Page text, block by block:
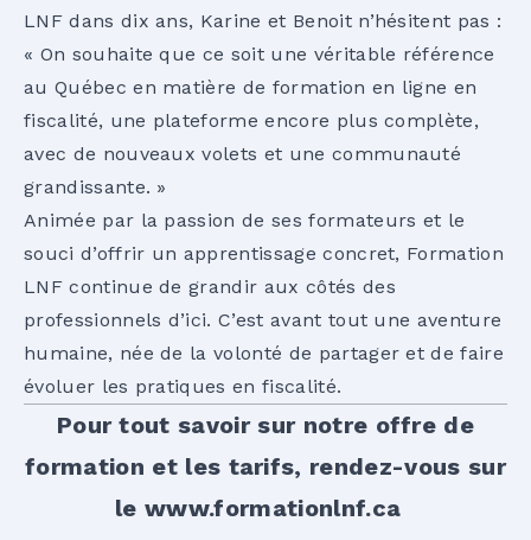
LNF dans dix ans, Karine et Benoit n’hésitent pas :
« On souhaite que ce soit une véritable référence
au Québec en matière de formation en ligne en
fiscalité, une plateforme encore plus complète,
avec de nouveaux volets et une communauté
grandissante. »
Animée par la passion de ses formateurs et le
souci d’offrir un apprentissage concret, Formation
LNF continue de grandir aux côtés des
professionnels d’ici. C’est avant tout une aventure
humaine, née de la volonté de partager et de faire
évoluer les pratiques en fiscalité.
Pour tout savoir sur notre offre de
formation et les tarifs, rendez-vous sur
lewww.formationlnf.ca